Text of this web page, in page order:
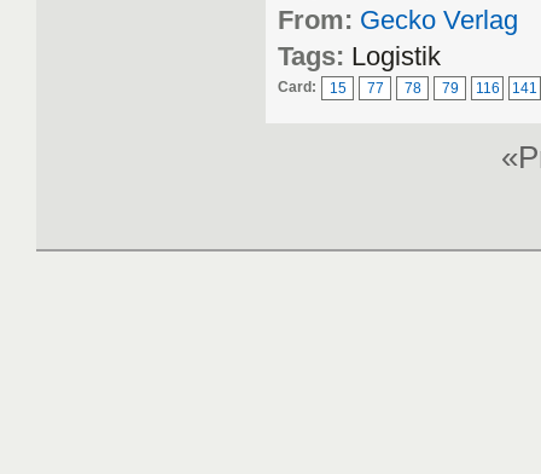
From: Gecko Verlag
Tags: Logistik
Card: 15 77 78 79 116 141